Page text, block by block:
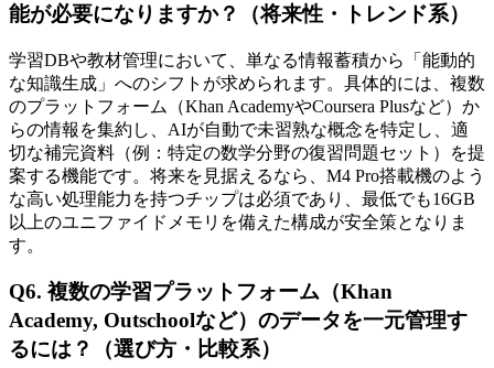
能が必要になりますか？（将来性・トレンド系）
学習DBや教材管理において、単なる情報蓄積から「能動的
な知識生成」へのシフトが求められます。具体的には、複数
のプラットフォーム（Khan AcademyやCoursera Plusなど）か
らの情報を集約し、AIが自動で未習熟な概念を特定し、適
切な補完資料（例：特定の数学分野の復習問題セット）を提
案する機能です。将来を見据えるなら、M4 Pro搭載機のよう
な高い処理能力を持つチップは必須であり、最低でも16GB
以上のユニファイドメモリを備えた構成が安全策となりま
す。
Q6. 複数の学習プラットフォーム（Khan
Academy, Outschoolなど）のデータを一元管理す
るには？（選び方・比較系）